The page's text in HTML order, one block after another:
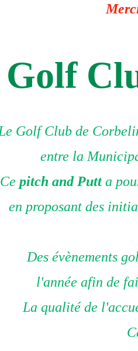
Golf
Le Golf Club de
entre la
Ce pitch and Putta
en proposant des
Des évènements
l'année afin de
La qualité de